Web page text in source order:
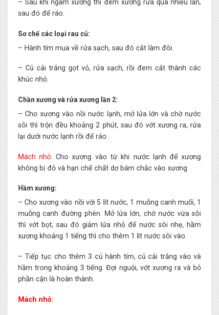
– Sau khi ngâm xương thì đem xương rửa qua nhiều lần,
sau đó để ráo.
Sơ chế các loại rau củ:
– Hành tím mua về rửa sạch, sau đó cắt làm đôi.
– Củ cải trắng gọt vỏ, rửa sạch, rồi đem cắt thành các
khúc nhỏ.
Chần xương và rửa xương lần 2:
– Cho xương vào nồi nước lạnh, mở lửa lớn và chờ nước
sôi thì trộn đều khoảng 2 phút, sau đó vớt xương ra, rửa
lại dưới nước lạnh rồi để ráo.
Mách nhỏ: Cho xương vào từ khi nước lạnh để xương
không bị đỏ và hạn chế chất dơ bám chắc vào xương
Hầm xương:
– Cho xương vào nồi với 5 lít nước, 1 muỗng canh muối, 1
muỗng canh đường phèn. Mở lửa lớn, chờ nước vừa sôi
thì vớt bọt, sau đó giảm lửa nhỏ để nước sôi nhẹ, hầm
xương khoảng 1 tiếng thì cho thêm 1 lít nước sôi vào.
– Tiếp tục cho thêm 3 củ hành tím, củ cải trắng vào và
hầm trong khoảng 3 tiếng. Đợi nguội, vớt xương ra và bỏ
phần cặn là hoàn thành.
Mách nhỏ: